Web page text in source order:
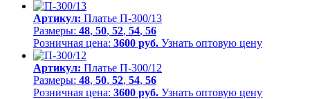
Артикул: Платье П-300/13
Размеры: 48, 50, 52, 54, 56
Розничная цена: 3600 руб. Узнать оптовую цену
Артикул: Платье П-300/12
Размеры: 48, 50, 52, 54, 56
Розничная цена: 3600 руб. Узнать оптовую цену